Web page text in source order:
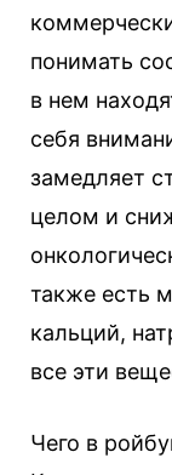
понимать
в нем
себя
замедляет
целом и
также есть
кальций,
все эти
Чего в